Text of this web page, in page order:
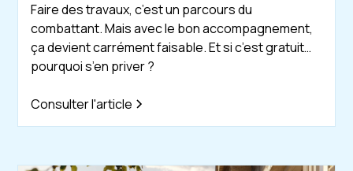
Faire des travaux, c’est un parcours du
combattant. Mais avec le bon accompagnement,
ça devient carrément faisable. Et si c’est gratuit…
pourquoi s’en priver ?
Consulter l'article